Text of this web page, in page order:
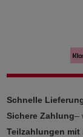
Schnelle
Sichere Zahlung–
Teilzahlungen mit